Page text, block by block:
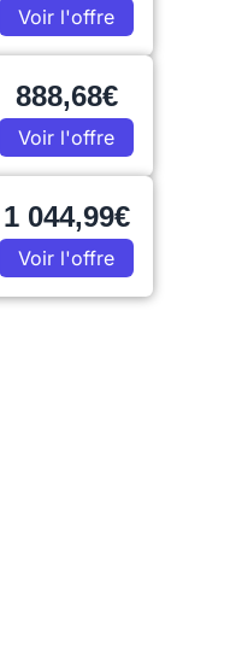
Voir l'offre
888,68€
Voir l'offre
1 044,99€
Voir l'offre